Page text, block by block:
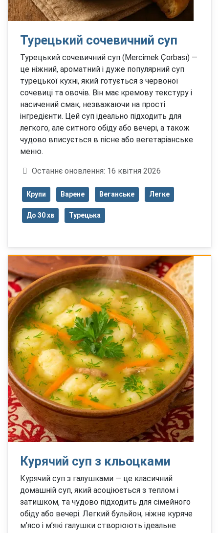
Турецький сочевичний суп
Турецький сочевичний суп (Mercimek Çorbası) —
це ніжний, ароматний і дуже популярний суп
турецької кухні, який готується з червоної
сочевиці та овочів. Він має кремову текстуру і
насичений смак, незважаючи на прості
інгредієнти. Цей суп ідеально підходить для
легкого, але ситного обіду або вечері, а також
чудово вписується в пісне або вегетаріанське
меню.
Деталі
Останнє оновлення: 16 квітня 2026
Крупи Варене Веганське Легке
До 30 хв Турецька
Курячий суп з кльоцками
Курячий суп з галушками — це класичний
домашній суп, який асоціюється з теплом і
затишком, та чудово підходить для сімейного
обіду або вечері. Легкий бульйон, ніжне куряче
м’ясо і м’які галушки створюють ідеальне